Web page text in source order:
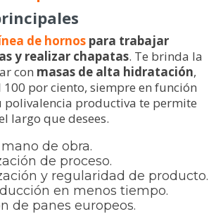
de hornos para trabajar
y realizar chapatas. Te brinda la
con masas de alta hidratación,
por ciento, siempre en función
polivalencia productiva te permite
largo que desees.
de obra.
de proceso.
y regularidad de producto.
en menos tiempo.
de panes europeos.